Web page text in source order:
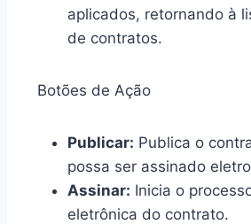
aplicados, retornando à
de contratos.
Botões de Ação
Publicar: Publica o
possa ser assinado
Assinar: Inicia o
eletrônica do contrato.